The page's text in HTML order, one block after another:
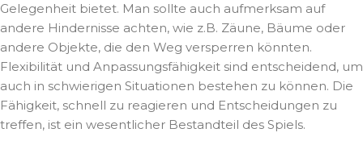
Gelegenheit bietet. Man sollte auch aufmerksam auf
andere Hindernisse achten, wie z.B. Zäune, Bäume oder
andere Objekte, die den Weg versperren könnten.
Flexibilität und Anpassungsfähigkeit sind entscheidend, um
auch in schwierigen Situationen bestehen zu können. Die
Fähigkeit, schnell zu reagieren und Entscheidungen zu
treffen, ist ein wesentlicher Bestandteil des Spiels.